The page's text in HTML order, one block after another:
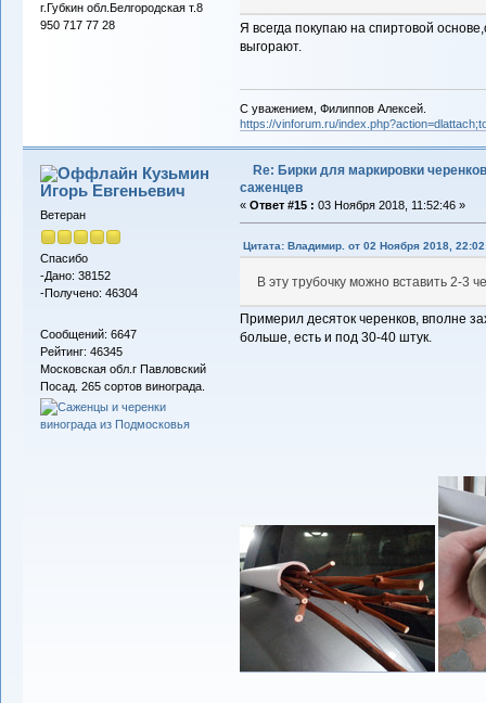
г.Губкин обл.Белгородская т.8
950 717 77 28
Я всегда покупаю на спиртовой
выгорают.
С уважением, Филиппов Алексей.
https://vinforum.ru/
Кузьмин
Игорь Евгеньевич
Ветеран
Спасибо
-Дано: 38152
-Получено: 46304
Сообщений: 6647
Рейтинг: 46345
Московская обл.г Павловский
Посад. 265 сортов винограда.
Re: Бирки для маркировки
саженцев
« Ответ #15 : 03 Ноября 2018, 11:52:46 »
Цитата: Владимир. от 02 Ноября 2018,
В эту трубочку можно вставить 2-3
Примерил десяток черенков, вполне
больше, есть и под 30-40 штук.